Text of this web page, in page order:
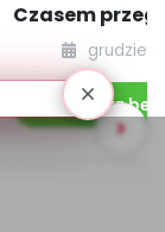
Czasem
ale się nie
grudzień
Pobierz